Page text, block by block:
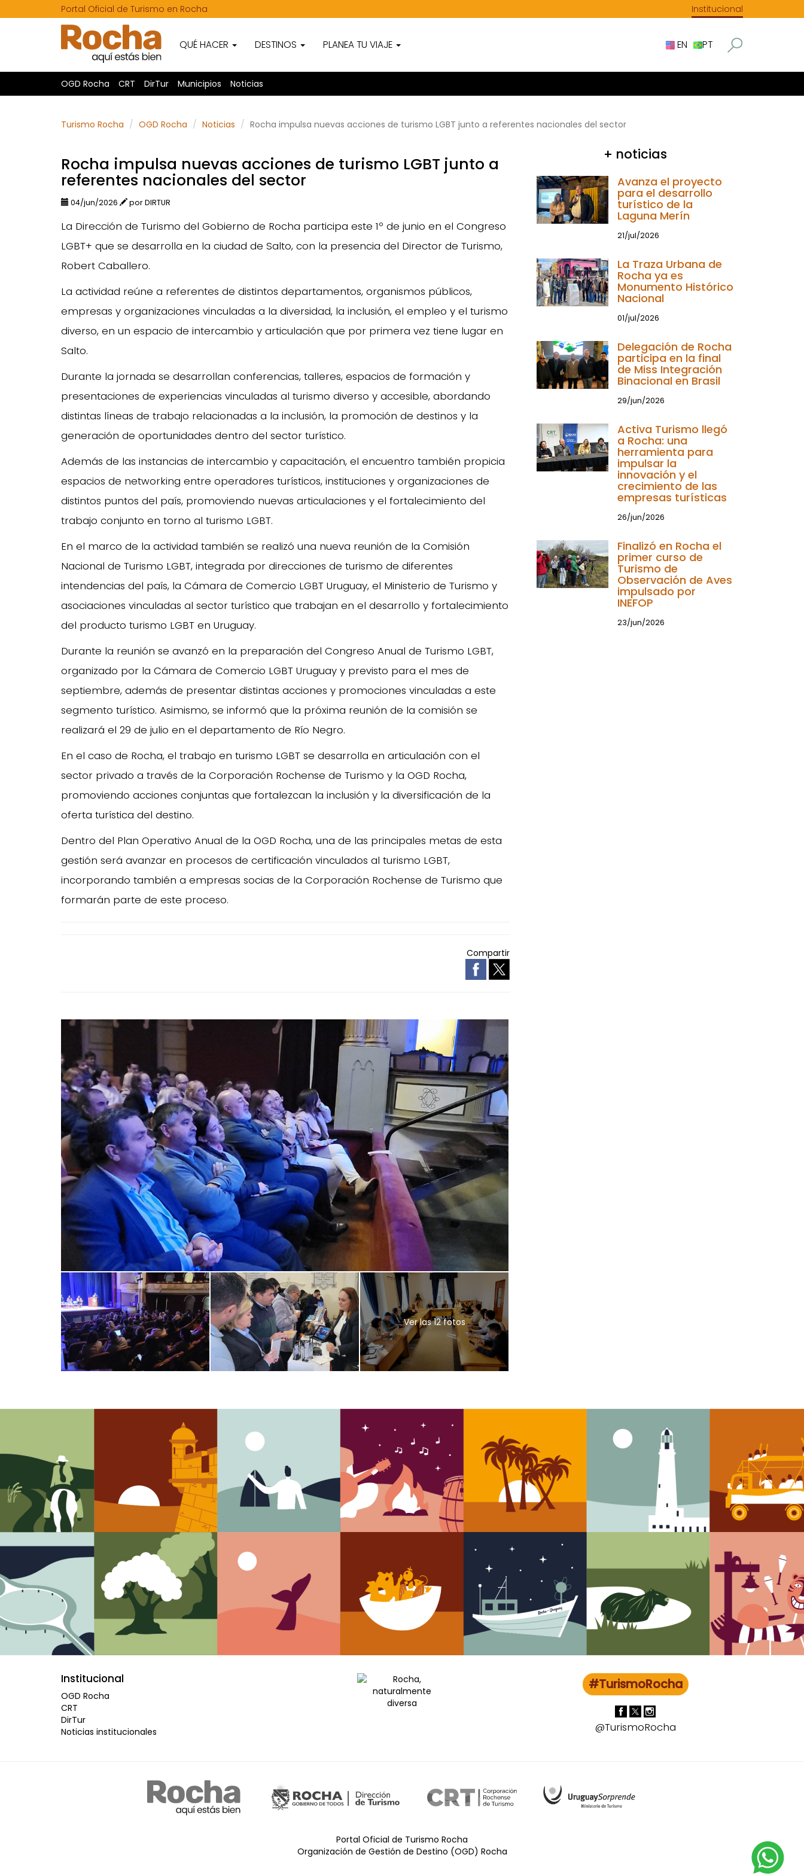
Portal Oficial de Turismo en Rocha Institucional
QUÉ HACER DESTINOS PLANEA TU VIAJE EN PT
OGD Rocha CRT DirTur Municipios Noticias
Turismo Rocha OGD Rocha Noticias Rocha impulsa nuevas acciones de turismo LGBT junto a referentes nacionales del sector
Rocha impulsa nuevas acciones de turismo LGBT junto a
referentes nacionales del sector
04/jun/2026 por DIRTUR
La Dirección de Turismo del Gobierno de Rocha participa este 1º de junio en el Congreso
LGBT+ que se desarrolla en la ciudad de Salto, con la presencia del Director de Turismo,
Robert Caballero.
La actividad reúne a referentes de distintos departamentos, organismos públicos,
empresas y organizaciones vinculadas a la diversidad, la inclusión, el empleo y el turismo
diverso, en un espacio de intercambio y articulación que por primera vez tiene lugar en
Salto.
Durante la jornada se desarrollan conferencias, talleres, espacios de formación y
presentaciones de experiencias vinculadas al turismo diverso y accesible, abordando
distintas líneas de trabajo relacionadas a la inclusión, la promoción de destinos y la
generación de oportunidades dentro del sector turístico.
Además de las instancias de intercambio y capacitación, el encuentro también propicia
espacios de networking entre operadores turísticos, instituciones y organizaciones de
distintos puntos del país, promoviendo nuevas articulaciones y el fortalecimiento del
trabajo conjunto en torno al turismo LGBT.
En el marco de la actividad también se realizó una nueva reunión de la Comisión
Nacional de Turismo LGBT, integrada por direcciones de turismo de diferentes
intendencias del país, la Cámara de Comercio LGBT Uruguay, el Ministerio de Turismo y
asociaciones vinculadas al sector turístico que trabajan en el desarrollo y fortalecimiento
del producto turismo LGBT en Uruguay.
Durante la reunión se avanzó en la preparación del Congreso Anual de Turismo LGBT,
organizado por la Cámara de Comercio LGBT Uruguay y previsto para el mes de
septiembre, además de presentar distintas acciones y promociones vinculadas a este
segmento turístico. Asimismo, se informó que la próxima reunión de la comisión se
realizará el 29 de julio en el departamento de Río Negro.
En el caso de Rocha, el trabajo en turismo LGBT se desarrolla en articulación con el
sector privado a través de la Corporación Rochense de Turismo y la OGD Rocha,
promoviendo acciones conjuntas que fortalezcan la inclusión y la diversificación de la
oferta turística del destino.
Dentro del Plan Operativo Anual de la OGD Rocha, una de las principales metas de esta
gestión será avanzar en procesos de certificación vinculados al turismo LGBT,
incorporando también a empresas socias de la Corporación Rochense de Turismo que
formarán parte de este proceso.
Compartir
Ver las 12 fotos
+ noticias
Avanza el proyecto
para el desarrollo
turístico de la
Laguna Merín
21/jul/2026
La Traza Urbana de
Rocha ya es
Monumento Histórico
Nacional
01/jul/2026
Delegación de Rocha
participa en la final
de Miss Integración
Binacional en Brasil
29/jun/2026
Activa Turismo llegó
a Rocha: una
herramienta para
impulsar la
innovación y el
crecimiento de las
empresas turísticas
26/jun/2026
Finalizó en Rocha el
primer curso de
Turismo de
Observación de Aves
impulsado por
INEFOP
23/jun/2026
Institucional
OGD Rocha
CRT
DirTur
Noticias institucionales
#TurismoRocha
@TurismoRocha
Portal Oficial de Turismo Rocha
Organización de Gestión de Destino (OGD) Rocha